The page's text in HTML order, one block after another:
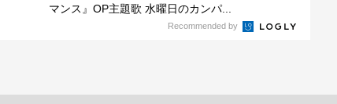
マンス』OP主題歌 水曜日のカンパ...
Recommended by